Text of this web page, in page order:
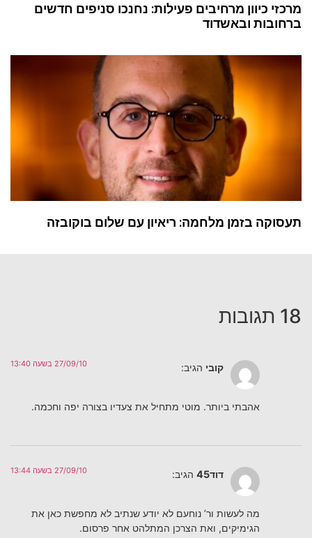
מרכזי כיוון מרחיבים פעילות: נחנכו סניפים חדשים
ברחובות ובאשדוד
תעסוקה בזמן מלחמה: ריאיון עם שלום בוקובזה
18 תגובות
קובי הגיב: 27/09/10 בשעה 13:40
אהבתי ביותר. מוטי מתחיל את צעדיו בצורה יפה וחכמה.
דוד45 הגיב: 27/09/10 בשעה 13:44
מה לעשות ור’ נוחעם לא יודע שנתיב לא מחפשת כאן את
הגימיקים, ואת הצרכן המתלהט אחר פרסום.